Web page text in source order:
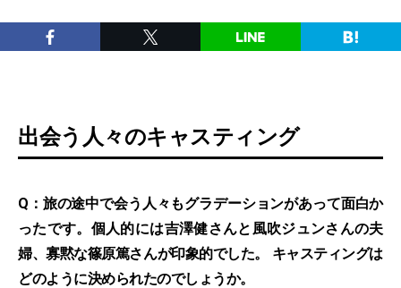
出会う人々のキャスティング
Q：旅の途中で会う人々もグラデーションがあって面白か
ったです。個人的には吉澤健さんと風吹ジュンさんの夫
婦、寡黙な篠原篤さんが印象的でした。 キャスティングは
どのように決められたのでしょうか。